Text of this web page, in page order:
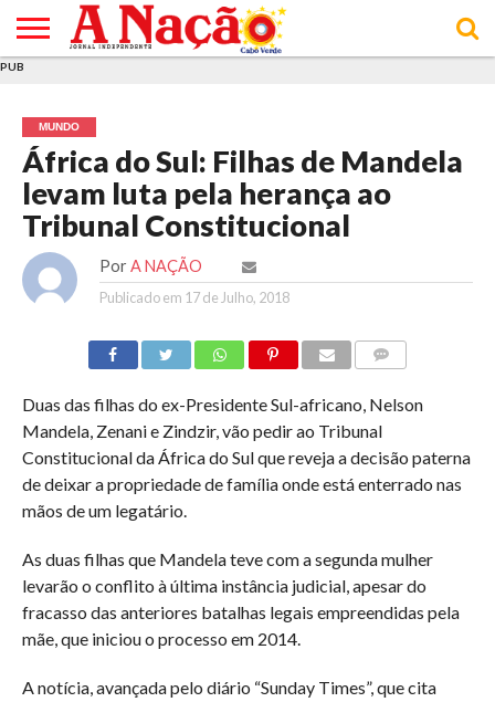
E DE
COOKIES
DE
UTILIZAÇÃO
PUB
MUNDO
África do Sul: Filhas de Mandela
levam luta pela herança ao
Tribunal Constitucional
Por A NAÇÃO
Publicado em 17 de Julho, 2018
Duas das filhas do ex-Presidente Sul-africano, Nelson
Mandela, Zenani e Zindzir, vão pedir ao Tribunal
Constitucional da África do Sul que reveja a decisão paterna
de deixar a propriedade de família onde está enterrado nas
mãos de um legatário.
As duas filhas que Mandela teve com a segunda mulher
levarão o conflito à última instância judicial, apesar do
fracasso das anteriores batalhas legais empreendidas pela
mãe, que iniciou o processo em 2014.
A notícia, avançada pelo diário “Sunday Times”, que cita